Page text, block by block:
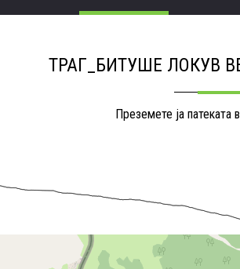
ТРАГ_БИТУШЕ ЛОКУВ
Преземете ја патеката